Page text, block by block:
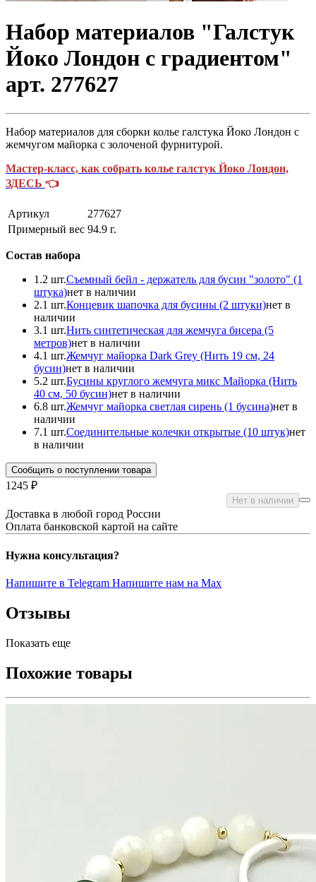
Набор материалов "Галстук
Йоко Лондон с градиентом"
арт. 277627
Набор материалов для сборки колье галстука Йоко Лондон с
жемчугом майорка с золоченой фурнитурой.
Мастер-класс, как собрать колье галстук Йоко Лондон,
ЗДЕСЬ 👈
Артикул
277627
Примерный вес 94.9 г.
Состав набора
1.2 шт.Съемный бейл - держатель для бусин "золото" (1
штука)нет в наличии
2.1 шт.Концевик шапочка для бусины (2 штуки)нет в
наличии
3.1 шт.Нить синтетическая для жемчуга бисера (5
метров)нет в наличии
4.1 шт.Жемчуг майорка Dark Grey (Нить 19 см, 24
бусин)нет в наличии
5.2 шт.Бусины круглого жемчуга микс Майорка (Нить
40 см, 50 бусин)нет в наличии
6.8 шт.Жемчуг майорка светлая сирень (1 бусина)нет в
наличии
7.1 шт.Соединительные колечки открытые (10 штук)нет
в наличии
Сообщить о поступлении товара
1245 ₽
Нет в наличии
Доставка в любой город России
Оплата банковской картой на сайте
Нужна консультация?
Напишите в Telegram Напишите нам на Max
Отзывы
Показать еще
Похожие товары